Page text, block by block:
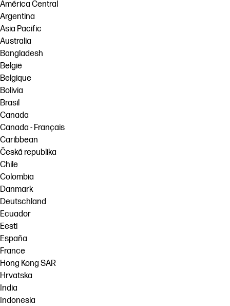
Skontaktuj się z ekspertem PrintOS
Śledź nas
Rozwiązania workflow
Zrównoważony rozwój
América Central
Argentina
Asia Pacific
Australia
Bangladesh
België
Belgique
Bolivia
Brasil
Canada
Canada - Français
Caribbean
Česká republika
Chile
Colombia
Danmark
Deutschland
Ecuador
Eesti
España
France
Hong Kong SAR
Hrvatska
India
Indonesia